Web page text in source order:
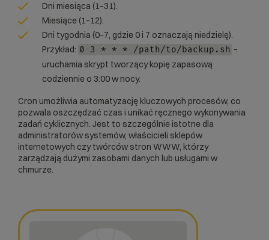
Dni miesiąca (1–31).
Miesiące (1–12).
Dni tygodnia (0–7, gdzie 0 i 7 oznaczają niedzielę).
Przykład: 0 3 * * * /path/to/backup.sh –
uruchamia skrypt tworzący kopię zapasową
codziennie o 3:00 w nocy.
Cron umożliwia automatyzację kluczowych procesów, co
pozwala oszczędzać czas i unikać ręcznego wykonywania
zadań cyklicznych. Jest to szczególnie istotne dla
administratorów systemów, właścicieli sklepów
internetowych czy twórców stron WWW, którzy
zarządzają dużymi zasobami danych lub usługami w
chmurze.